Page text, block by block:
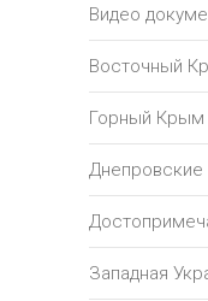
Видео
Восточный
Горный Крым
Днепровские
Западная